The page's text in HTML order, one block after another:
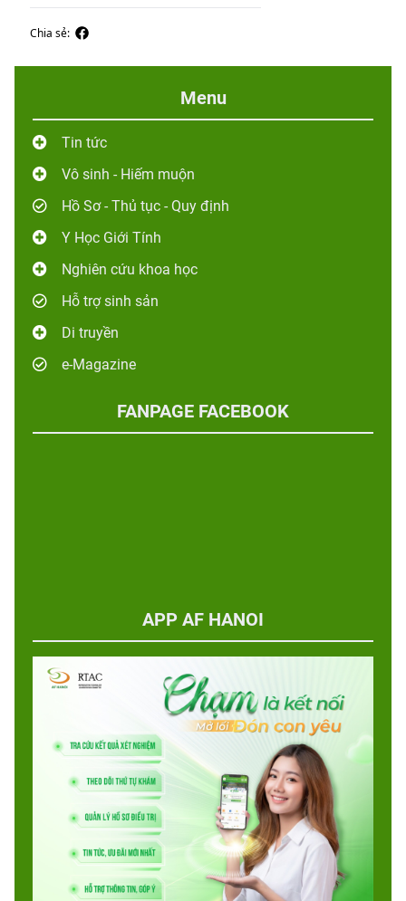
Chia sẻ:
Menu
Tin tức
Vô sinh - Hiếm muộn
Hồ Sơ - Thủ tục - Quy định
Y Học Giới Tính
Nghiên cứu khoa học
Hỗ trợ sinh sản
Di truyền
e-Magazine
FANPAGE FACEBOOK
APP AF HANOI